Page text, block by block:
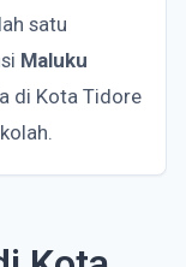
satu
Maluku
di Kota Tidore